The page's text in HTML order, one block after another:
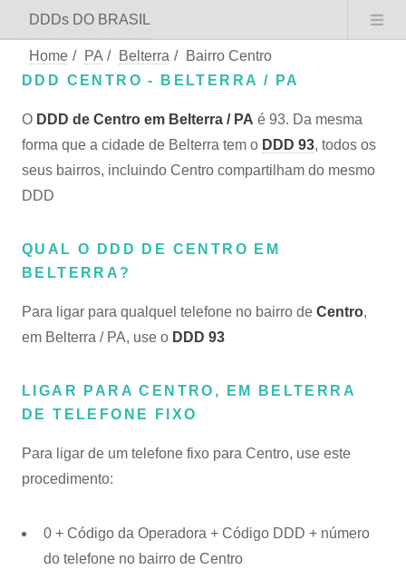
DDDs DO BRASIL
Home / PA / Belterra /
Bairro Centro
DDD CENTRO - BELTERRA / PA
O DDD de Centro em Belterra / PA é 93. Da mesma
forma que a cidade de Belterra tem o DDD 93, todos os
seus bairros, incluindo Centro compartilham do mesmo
DDD
QUAL O DDD DE CENTRO EM
BELTERRA?
Para ligar para qualquel telefone no bairro de Centro,
em Belterra / PA, use o DDD 93
LIGAR PARA CENTRO, EM BELTERRA
DE TELEFONE FIXO
Para ligar de um telefone fixo para Centro, use este
procedimento:
0 + Código da Operadora + Código DDD + número
do telefone no bairro de Centro